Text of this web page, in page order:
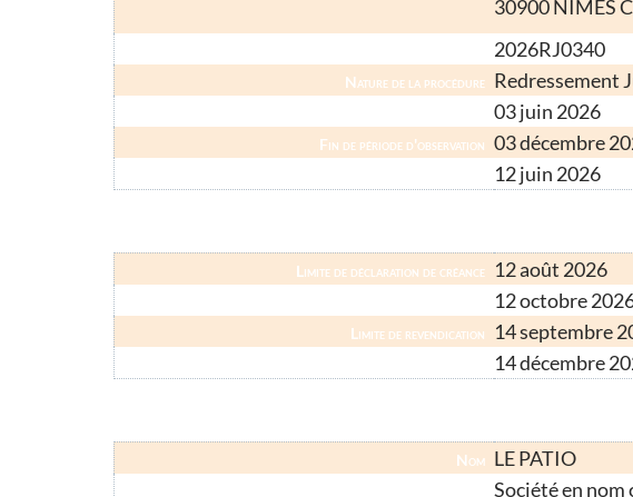
30900 NIMES
2026RJ0340
Nature de la procédure Redressement
03 juin 2026
Fin de période d'observation 03 décembre
12 juin 2026
Limite de déclaration de créance 12 août 2026
12 octobre
Limite de revendication 14 septembre
14 décembre
Nom LE PATIO
Société en